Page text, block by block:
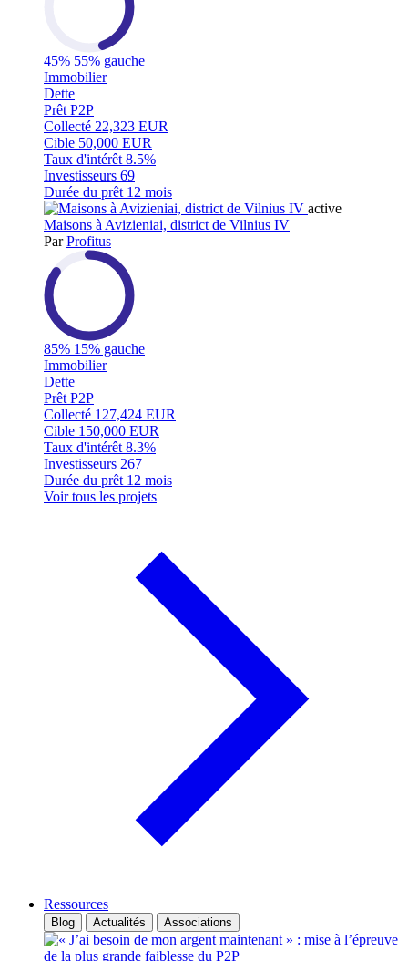
45% 55% gauche
Immobilier
Dette
Prêt P2P
Collecté 22,323 EUR
Cible 50,000 EUR
Taux d'intérêt 8.5%
Investisseurs 69
Durée du prêt 12 mois
active
Maisons à Avizieniai, district de Vilnius IV
ParProfitus
85% 15% gauche
Immobilier
Dette
Prêt P2P
Collecté 127,424 EUR
Cible 150,000 EUR
Taux d'intérêt 8.3%
Investisseurs 267
Durée du prêt 12 mois
Voir tous les projets
Ressources
Blog Actualités Associations